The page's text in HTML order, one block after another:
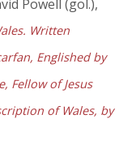
Powell (gol.),
Written
Englished by
Fellow of Jesus
of Wales, by